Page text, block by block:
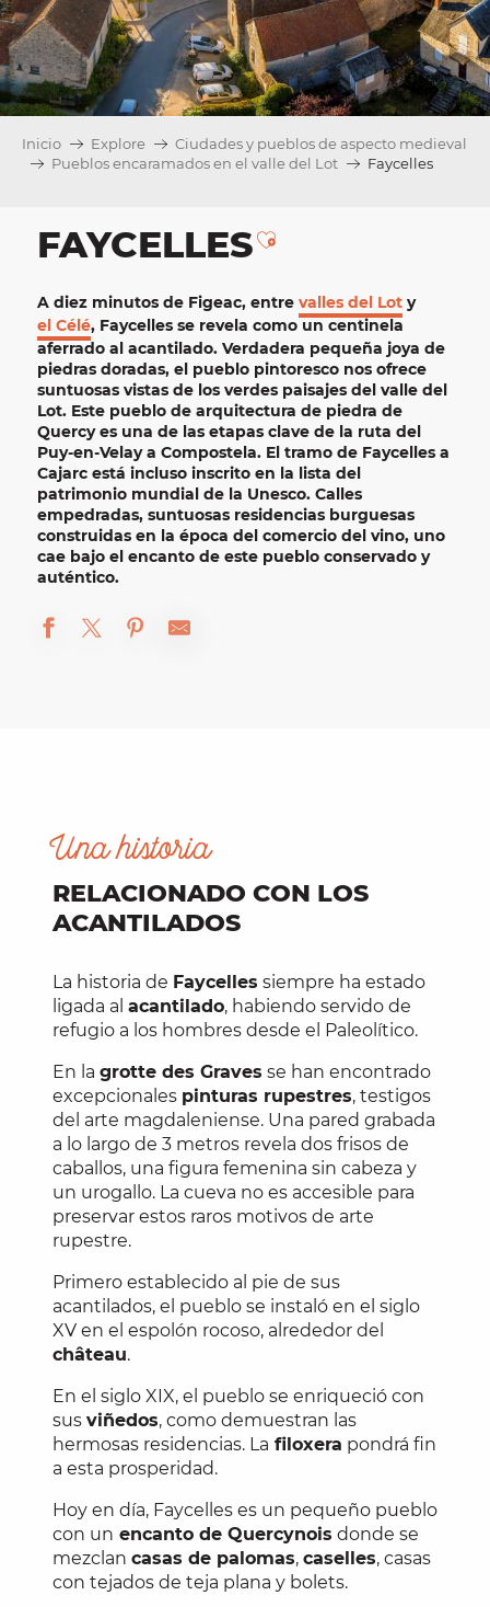
Inicio Explore
Ciudades y pueblos de aspecto medieval
Pueblos encaramados en el valle del Lot
Faycelles
FAYCELLESAjouter aux
A diez minutos de Figeac, entre valles del Lot y
el Célé, Faycelles se revela como un centinela
aferrado al acantilado. Verdadera pequeña joya de
piedras doradas, el pueblo pintoresco nos ofrece
suntuosas vistas de los verdes paisajes del valle del
Lot. Este pueblo de arquitectura de piedra de
Quercy es una de las etapas clave de la ruta del
Puy-en-Velay a Compostela. El tramo de Faycelles a
Cajarc está incluso inscrito en la lista del
patrimonio mundial de la Unesco. Calles
empedradas, suntuosas residencias burguesas
construidas en la época del comercio del vino, uno
cae bajo el encanto de este pueblo conservado y
auténtico.
Una historia
RELACIONADO CON LOS
ACANTILADOS
La historia de Faycelles siempre ha estado
ligada al acantilado, habiendo servido de
refugio a los hombres desde el Paleolítico.
En la grotte des Graves se han encontrado
excepcionales pinturas rupestres, testigos
del arte magdaleniense. Una pared grabada
a lo largo de 3 metros revela dos frisos de
caballos, una figura femenina sin cabeza y
un urogallo. La cueva no es accesible para
preservar estos raros motivos de arte
rupestre.
Primero establecido al pie de sus
acantilados, el pueblo se instaló en el siglo
XV en el espolón rocoso, alrededor del
château.
En el siglo XIX, el pueblo se enriqueció con
sus viñedos, como demuestran las
hermosas residencias. La filoxera pondrá fin
a esta prosperidad.
Hoy en día, Faycelles es un pequeño pueblo
con un encanto de Quercynois donde se
mezclan casas de palomas, caselles, casas
con tejados de teja plana y bolets.